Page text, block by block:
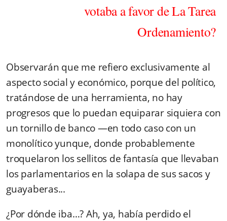
votaba a favor de La Tarea
Ordenamiento?
Observarán que me refiero exclusivamente al
aspecto social y económico, porque del político,
tratándose de una herramienta, no hay
progresos que lo puedan equiparar siquiera con
un tornillo de banco —en todo caso con un
monolítico yunque, donde probablemente
troquelaron los sellitos de fantasía que llevaban
los parlamentarios en la solapa de sus sacos y
guayaberas...
¿Por dónde iba…? Ah, ya, había perdido el